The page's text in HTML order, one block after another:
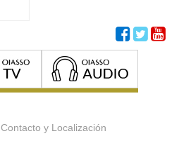
Contacto y Localización